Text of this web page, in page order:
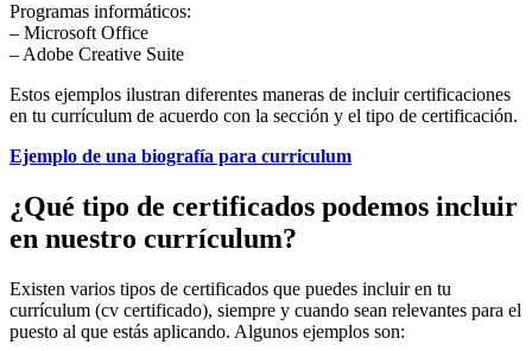
Programas informáticos:
– Microsoft Office
– Adobe Creative Suite
Estos ejemplos ilustran diferentes maneras de incluir certificaciones
en tu currículum de acuerdo con la sección y el tipo de certificación.
Ejemplo de una biografía para curriculum
¿Qué tipo de certificados podemos incluir
en nuestro currículum?
Existen varios tipos de certificados que puedes incluir en tu
currículum (cv certificado), siempre y cuando sean relevantes para el
puesto al que estás aplicando. Algunos ejemplos son: